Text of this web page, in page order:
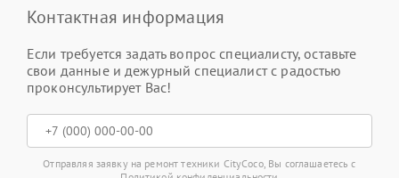
Контактная информация
Если требуется задать вопрос специалисту, оставьте
свои данные и дежурный специалист с радостью
проконсультирует Вас!
Отправляя заявку на ремонт техники CityCoco, Вы соглашаетесь с